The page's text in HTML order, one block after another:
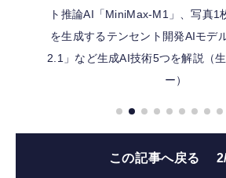
ト推論AI「MiniMax-M1」、写真1
を生成するテンセント開発AIモデ
2.1」など生成AI技術5つを解説（
ー）
この記事へ戻る